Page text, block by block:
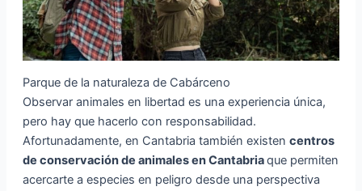
Parque de la naturaleza de Cabárceno
Observar animales en libertad es una experiencia única,
pero hay que hacerlo con responsabilidad.
Afortunadamente, en Cantabria también existen centros
de conservación de animales en Cantabriaque permiten
acercarte a especies en peligro desde una perspectiva